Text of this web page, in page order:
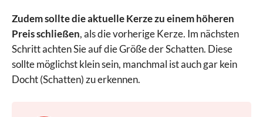
Zudem sollte die aktuelle Kerze zu einem höheren
Preis schließen, als die vorherige Kerze. Im nächsten
Schritt achten Sie auf die Größe der Schatten. Diese
sollte möglichst klein sein, manchmal ist auch gar kein
Docht (Schatten) zu erkennen.